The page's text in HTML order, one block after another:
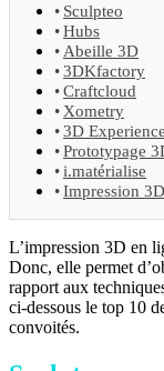
Sculpteo
Hubs
Abeille 3D
3DKfactory
Craftcloud
Xometry
3D
Prototypage
i.matérialise
Impression
L’impression 3D en
Donc, elle permet
rapport aux
ci-dessous le top 10
convoités.